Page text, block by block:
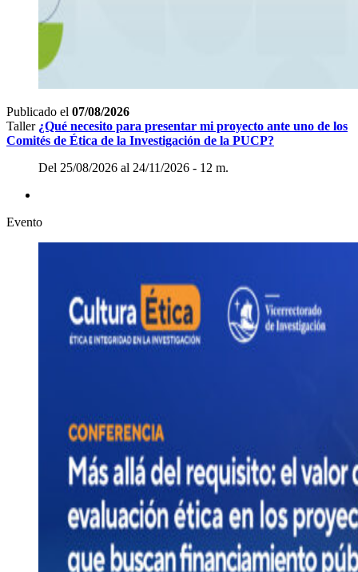
Publicado el 07/08/2026
Taller ¿Qué necesito para presentar mi proyecto ante uno de los
Comités de Ética de la Investigación de la PUCP?
Del 25/08/2026 al 24/11/2026 - 12 m.
Evento